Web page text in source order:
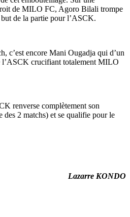
de MILO FC, Agoro Bilali trompe
de la partie pour l’ASCK.
c’est encore Mani Ougadja qui d’un
l’ASCK crucifiant totalement MILO
renverse complètement son
des 2 matchs) et se qualifie pour le
Lazarre KONDO